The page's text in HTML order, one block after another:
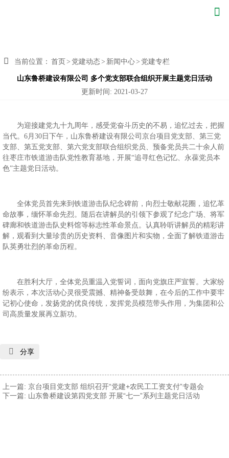

 当前位置： 首页> 党建动态> 新闻中心> 党建专栏
山东鲁桥建设有限公司 多个党支部联合组织开展主题党日活动
更新时间: 2021-03-27
为迎接建党九十九周年，感受党奋斗历史的不易，追忆过去，把握
当代。6月30日下午，山东鲁桥建设有限公司京台项目党支部、第三党
支部、第五党支部、第六党支部联合组织党员、预备党员共二十余人前
往枣庄市铁道游击队党性教育基地，开展“追寻红色记忆、永葆党员本
色”主题党日活动。
全体党员首先来到铁道游击队纪念碑前，向烈士敬献花圈，追忆革
命故事，缅怀革命先烈。随后在讲解员的引领下参观了纪念广场、将军
碑廊和铁道游击队史料馆等标志性革命景点。认真聆听讲解员的精彩讲
解，观看到大量珍贵的历史资料、音像图片和实物，全面了解铁道游击
队英勇壮烈的革命历程。
在胜利大厅，全体党员重温入党誓词，面向党旗庄严宣誓。大家纷
纷表示，本次活动心灵很受震撼、精神备受鼓舞，在今后的工作中要牢
记初心使命，发扬党的优良传统，发挥党员模范带头作用，为集团和公
司高质量发展再立新功。
 分享
上一篇: 京台项目党支部 组织召开“党建+农民工工资支付”专题会
下一篇: 山东鲁桥建设第四党支部 开展“七一”系列主题党日活动